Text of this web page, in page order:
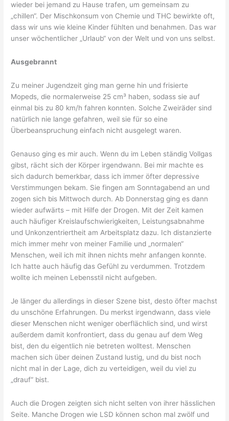
wieder bei jemand zu Hause trafen, um gemeinsam zu
„chillen“. Der Mischkonsum von Chemie und THC bewirkte oft,
dass wir uns wie kleine Kinder fühlten und benahmen. Das war
unser wöchentlicher „Urlaub“ von der Welt und von uns selbst.
Ausgebrannt
Zu meiner Jugendzeit ging man gerne hin und frisierte
Mopeds, die normalerweise 25 cm³ haben, sodass sie auf
einmal bis zu 80 km/h fahren konnten. Solche Zweiräder sind
natürlich nie lange gefahren, weil sie für so eine
Überbeanspruchung einfach nicht ausgelegt waren.
Genauso ging es mir auch. Wenn du im Leben ständig Vollgas
gibst, rächt sich der Körper irgendwann. Bei mir machte es
sich dadurch bemerkbar, dass ich immer öfter depressive
Verstimmungen bekam. Sie fingen am Sonntagabend an und
zogen sich bis Mittwoch durch. Ab Donnerstag ging es dann
wieder aufwärts – mit Hilfe der Drogen. Mit der Zeit kamen
auch häufiger Kreislaufschwierigkeiten, Leistungsabnahme
und Unkonzentriertheit am Arbeitsplatz dazu. Ich distanzierte
mich immer mehr von meiner Familie und „normalen“
Menschen, weil ich mit ihnen nichts mehr anfangen konnte.
Ich hatte auch häufig das Gefühl zu verdummen. Trotzdem
wollte ich meinen Lebensstil nicht aufgeben.
Je länger du allerdings in dieser Szene bist, desto öfter machst
du unschöne Erfahrungen. Du merkst irgendwann, dass viele
dieser Menschen nicht weniger oberflächlich sind, und wirst
außerdem damit konfrontiert, dass du genau auf dem Weg
bist, den du eigentlich nie betreten wolltest. Menschen
machen sich über deinen Zustand lustig, und du bist noch
nicht mal in der Lage, dich zu verteidigen, weil du viel zu
„drauf“ bist.
Auch die Drogen zeigten sich nicht selten von ihrer hässlichen
Seite. Manche Drogen wie LSD können schon mal zwölf und